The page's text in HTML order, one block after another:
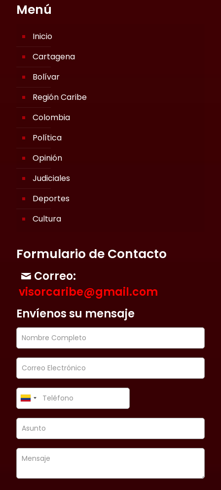
Menú
Inicio
Cartagena
Bolívar
Región Caribe
Colombia
Política
Opinión
Judiciales
Deportes
Cultura
Formulario de Contacto
Correo:
visorcaribe@gmail.com
Envíenos su mensaje